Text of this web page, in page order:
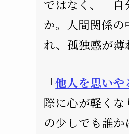
ではなく、「自
か。人間関係
れ、孤独感が薄
「他人を思い
際に心が軽く
の少しでも誰